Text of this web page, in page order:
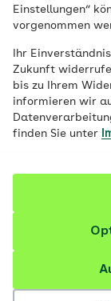
Einstellungen“
vorgenommen
Ihr
Zukunft
bis zu Ihrem
informieren wir
finden Sie unter
Punkte bei
Fachlich